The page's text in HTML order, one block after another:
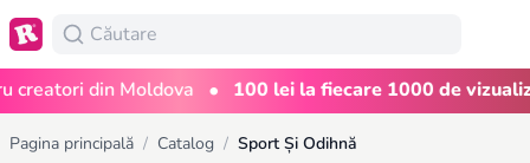
din Moldova • 100 lei la fiecare 1000 de vizualizări
Pagina principală / Catalog / Sport Și Odihnă